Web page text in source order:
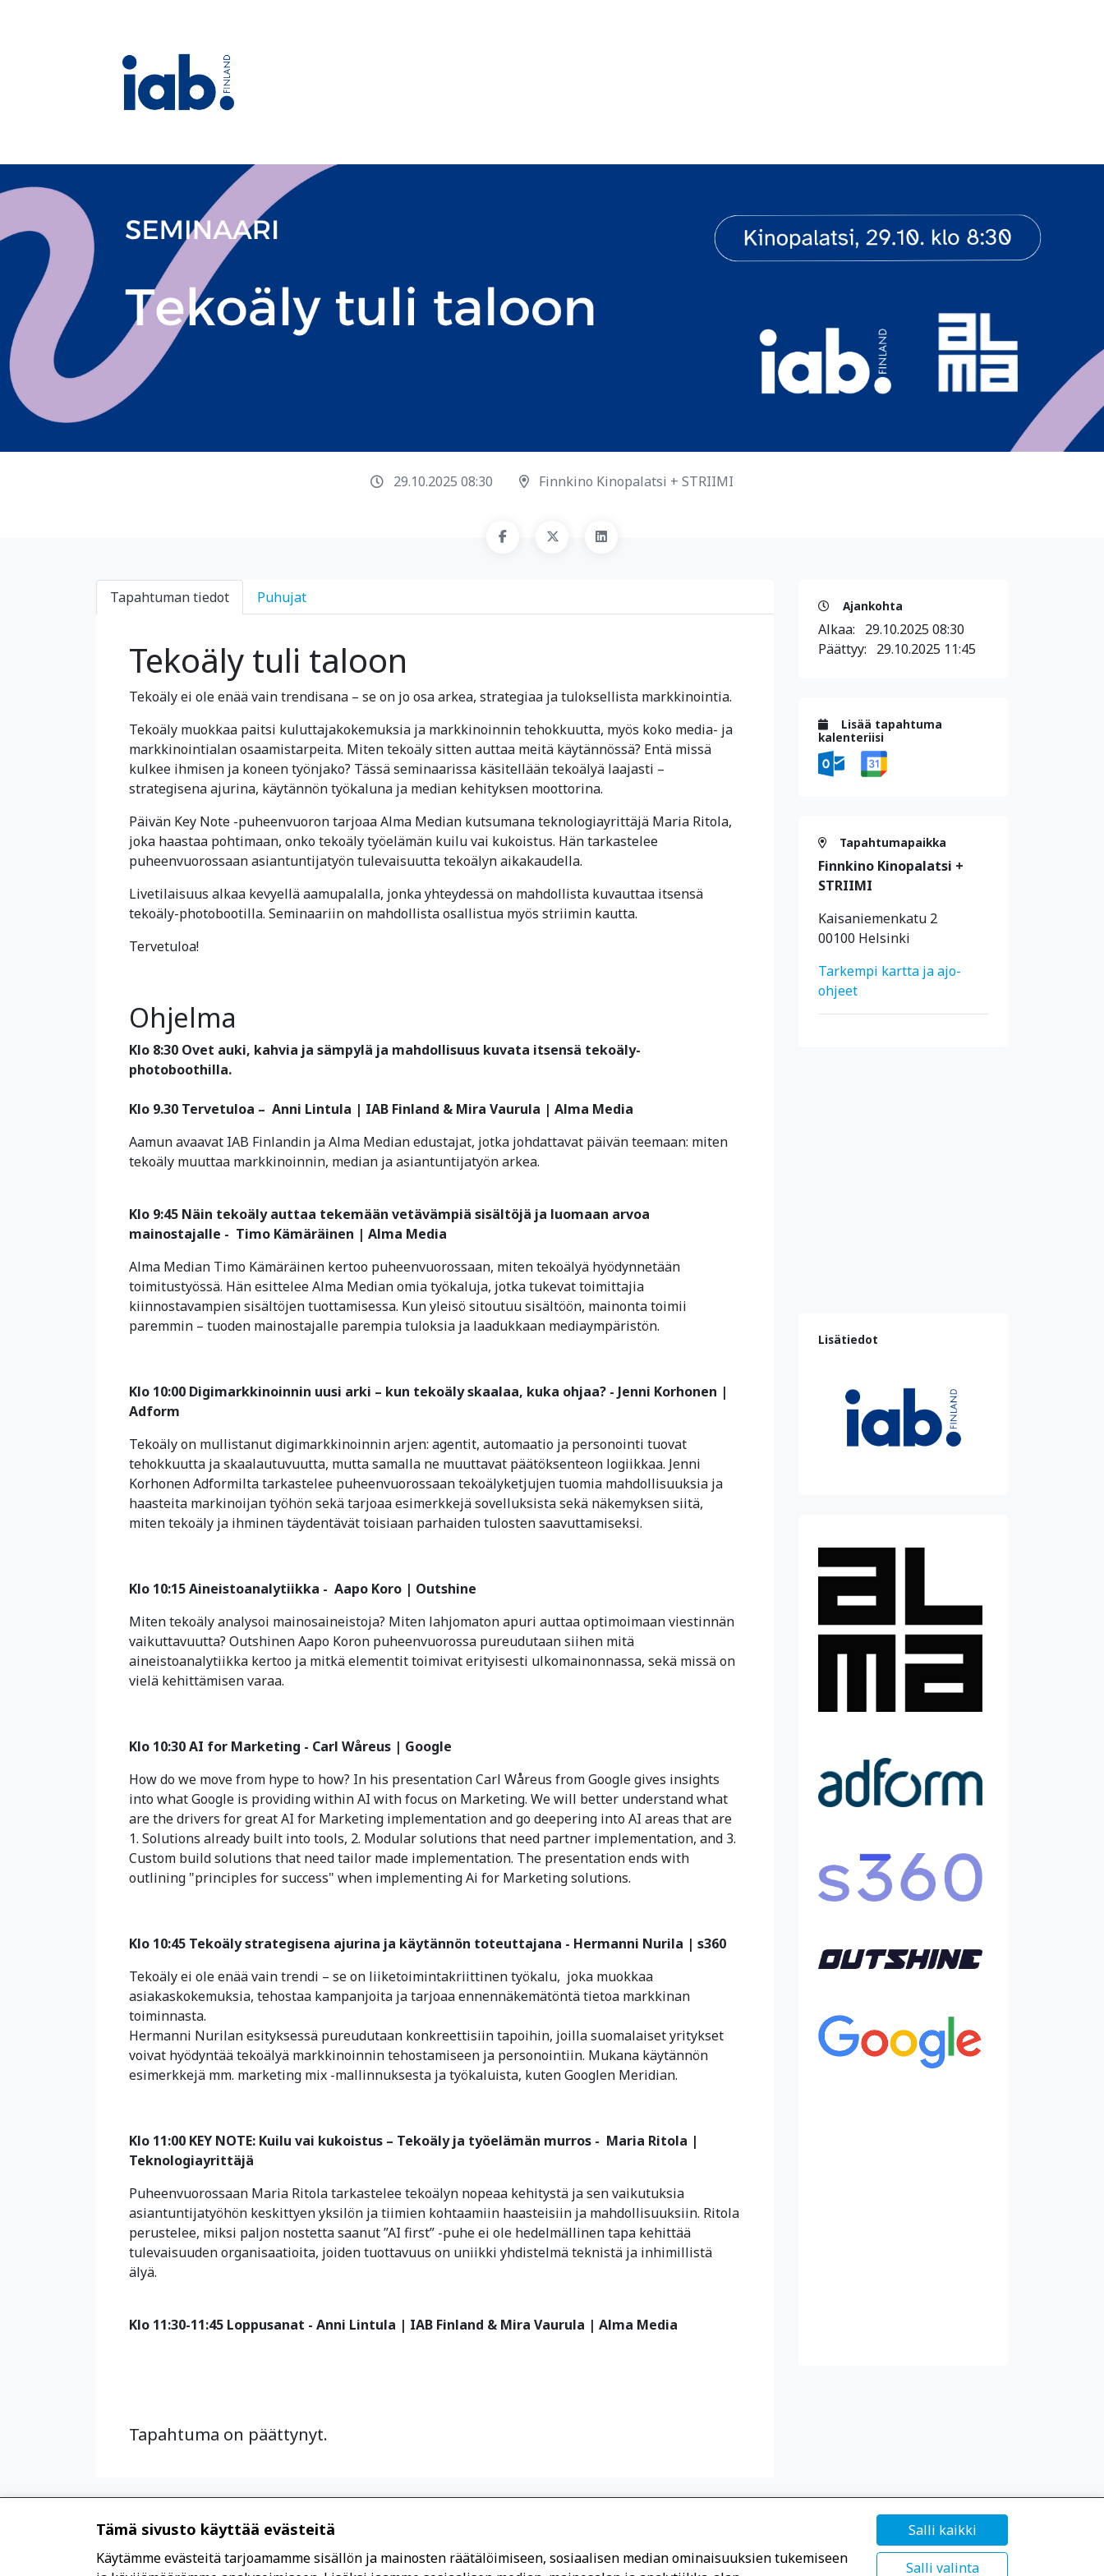
29.10.2025 08:30 Finnkino Kinopalatsi + STRIIMI
Tapahtuman tiedot Puhujat
Tekoäly tuli taloon
Tekoäly ei ole enää vain trendisana – se on jo osa arkea, strategiaa ja tuloksellista markkinointia.
Tekoäly muokkaa paitsi kuluttajakokemuksia ja markkinoinnin tehokkuutta, myös koko media- ja
markkinointialan osaamistarpeita. Miten tekoäly sitten auttaa meitä käytännössä? Entä missä
kulkee ihmisen ja koneen työnjako? Tässä seminaarissa käsitellään tekoälyä laajasti –
strategisena ajurina, käytännön työkaluna ja median kehityksen moottorina.
Päivän Key Note -puheenvuoron tarjoaa Alma Median kutsumana teknologiayrittäjä Maria Ritola,
joka haastaa pohtimaan, onko tekoäly työelämän kuilu vai kukoistus. Hän tarkastelee
puheenvuorossaan asiantuntijatyön tulevaisuutta tekoälyn aikakaudella.
Livetilaisuus alkaa kevyellä aamupalalla, jonka yhteydessä on mahdollista kuvauttaa itsensä
tekoäly-photobootilla. Seminaariin on mahdollista osallistua myös striimin kautta.
Tervetuloa!
Ohjelma
Klo 8:30 Ovet auki, kahvia ja sämpylä ja mahdollisuus kuvata itsensä tekoäly-
photoboothilla.
Klo 9.30 Tervetuloa – Anni Lintula | IAB Finland & Mira Vaurula | Alma Media
Aamun avaavat IAB Finlandin ja Alma Median edustajat, jotka johdattavat päivän teemaan: miten
tekoäly muuttaa markkinoinnin, median ja asiantuntijatyön arkea.
Klo 9:45 Näin tekoäly auttaa tekemään vetävämpiä sisältöjä ja luomaan arvoa
mainostajalle - Timo Kämäräinen | Alma Media
Alma Median Timo Kämäräinen kertoo puheenvuorossaan, miten tekoälyä hyödynnetään
toimitustyössä. Hän esittelee Alma Median omia työkaluja, jotka tukevat toimittajia
kiinnostavampien sisältöjen tuottamisessa. Kun yleisö sitoutuu sisältöön, mainonta toimii
paremmin – tuoden mainostajalle parempia tuloksia ja laadukkaan mediaympäristön.
Klo 10:00 Digimarkkinoinnin uusi arki – kun tekoäly skaalaa, kuka ohjaa? - Jenni Korhonen |
Adform
Tekoäly on mullistanut digimarkkinoinnin arjen: agentit, automaatio ja personointi tuovat
tehokkuutta ja skaalautuvuutta, mutta samalla ne muuttavat päätöksenteon logiikkaa. Jenni
Korhonen Adformilta tarkastelee puheenvuorossaan tekoälyketjujen tuomia mahdollisuuksia ja
haasteita markinoijan työhön sekä tarjoaa esimerkkejä sovelluksista sekä näkemyksen siitä,
miten tekoäly ja ihminen täydentävät toisiaan parhaiden tulosten saavuttamiseksi.
Klo 10:15 Aineistoanalytiikka - Aapo Koro | Outshine
Miten tekoäly analysoi mainosaineistoja? Miten lahjomaton apuri auttaa optimoimaan viestinnän
vaikuttavuutta? Outshinen Aapo Koron puheenvuorossa pureudutaan siihen mitä
aineistoanalytiikka kertoo ja mitkä elementit toimivat erityisesti ulkomainonnassa, sekä missä on
vielä kehittämisen varaa.
Klo 10:30 AI for Marketing - Carl Wåreus | Google
How do we move from hype to how? In his presentation Carl Wåreus from Google gives insights
into what Google is providing within AI with focus on Marketing. We will better understand what
are the drivers for great AI for Marketing implementation and go deepering into AI areas that are
1. Solutions already built into tools, 2. Modular solutions that need partner implementation, and 3.
Custom build solutions that need tailor made implementation. The presentation ends with
outlining "principles for success" when implementing Ai for Marketing solutions.
Klo 10:45 Tekoäly strategisena ajurina ja käytännön toteuttajana - Hermanni Nurila | s360
Tekoäly ei ole enää vain trendi – se on liiketoimintakriittinen työkalu, joka muokkaa
asiakaskokemuksia, tehostaa kampanjoita ja tarjoaa ennennäkemätöntä tietoa markkinan
toiminnasta.
Hermanni Nurilan esityksessä pureudutaan konkreettisiin tapoihin, joilla suomalaiset yritykset
voivat hyödyntää tekoälyä markkinoinnin tehostamiseen ja personointiin. Mukana käytännön
esimerkkejä mm. marketing mix -mallinnuksesta ja työkaluista, kuten Googlen Meridian.
Klo 11:00 KEY NOTE: Kuilu vai kukoistus – Tekoäly ja työelämän murros - Maria Ritola |
Teknologiayrittäjä
Puheenvuorossaan Maria Ritola tarkastelee tekoälyn nopeaa kehitystä ja sen vaikutuksia
asiantuntijatyöhön keskittyen yksilön ja tiimien kohtaamiin haasteisiin ja mahdollisuuksiin. Ritola
perustelee, miksi paljon nostetta saanut ”AI first” -puhe ei ole hedelmällinen tapa kehittää
tulevaisuuden organisaatioita, joiden tuottavuus on uniikki yhdistelmä teknistä ja inhimillistä
älyä.
Klo 11:30-11:45 Loppusanat - Anni Lintula | IAB Finland & Mira Vaurula | Alma Media
Tapahtuma on päättynyt.
Ajankohta
Alkaa: 29.10.2025 08:30
Päättyy: 29.10.2025 11:45
Lisää tapahtuma
kalenteriisi
Tapahtumapaikka
Finnkino Kinopalatsi +
STRIIMI
Kaisaniemenkatu 2
00100 Helsinki
Tarkempi kartta ja ajo-
ohjeet
Lisätiedot
Tämä sivusto käyttää evästeitä
Käytämme evästeitä tarjoamamme sisällön ja mainosten räätälöimiseen, sosiaalisen median ominaisuuksien tukemiseen
Salli kaikki
Salli valinta